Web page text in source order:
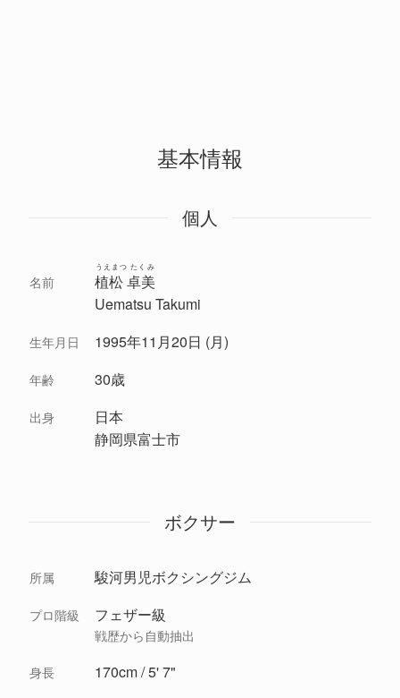
基本情報
個人
名前 植松 卓美
うえまつ たくみ
Uematsu Takumi
生年月日 1995年11月20日 (月)
年齢 30歳
出身
日本
静岡県富士市
ボクサー
所属 駿河男児ボクシングジム
プロ階級 フェザー級
戦歴から自動抽出
身長 170cm / 5' 7"